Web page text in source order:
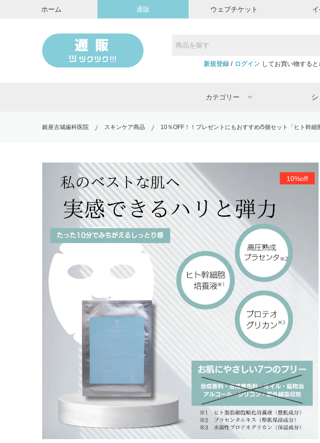
ホーム 通販 ウェブチケット
新規登録/ ログインしてお買い物すると
カテゴリー
銀座古城歯科医院 スキンケア商品 10％OFF！！プレゼントにもおすすめ/5個セット「ヒト幹
10%off